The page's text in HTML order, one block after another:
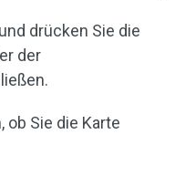
drücken Sie die
der
Sie die Karte